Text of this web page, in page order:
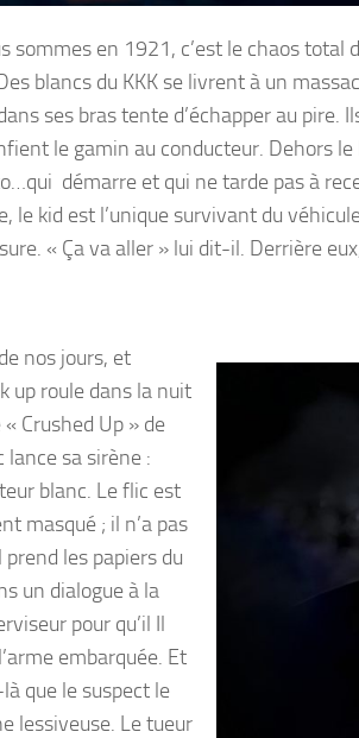
sommes en 1921, c’est le chaos
blancs du KKK se livrent à un
ses bras tente d’échapper au
le gamin au conducteur. Dehors
démarre et qui ne tarde pas à
le kid est l’unique survivant du
« Ça va aller » lui dit-il. Derrière
nos jours, et
up roule dans la nuit
Crushed Up » de
lance sa sirène :
blanc. Le flic est
masqué ; il n’a pas
prend les papiers du
un dialogue à la
pour qu’il Il
embarquée. Et
que le suspect le
lessiveuse. Le tueur